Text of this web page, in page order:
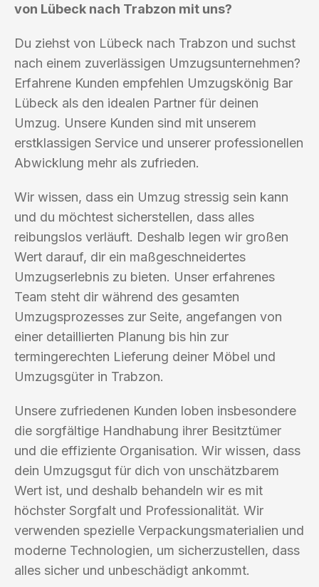
von Lübeck nach Trabzon mit uns?
Du ziehst von Lübeck nach Trabzon und suchst
nach einem zuverlässigen Umzugsunternehmen?
Erfahrene Kunden empfehlen Umzugskönig Bar
Lübeck als den idealen Partner für deinen
Umzug. Unsere Kunden sind mit unserem
erstklassigen Service und unserer professionellen
Abwicklung mehr als zufrieden.
Wir wissen, dass ein Umzug stressig sein kann
und du möchtest sicherstellen, dass alles
reibungslos verläuft. Deshalb legen wir großen
Wert darauf, dir ein maßgeschneidertes
Umzugserlebnis zu bieten. Unser erfahrenes
Team steht dir während des gesamten
Umzugsprozesses zur Seite, angefangen von
einer detaillierten Planung bis hin zur
termingerechten Lieferung deiner Möbel und
Umzugsgüter in Trabzon.
Unsere zufriedenen Kunden loben insbesondere
die sorgfältige Handhabung ihrer Besitztümer
und die effiziente Organisation. Wir wissen, dass
dein Umzugsgut für dich von unschätzbarem
Wert ist, und deshalb behandeln wir es mit
höchster Sorgfalt und Professionalität. Wir
verwenden spezielle Verpackungsmaterialien und
moderne Technologien, um sicherzustellen, dass
alles sicher und unbeschädigt ankommt.